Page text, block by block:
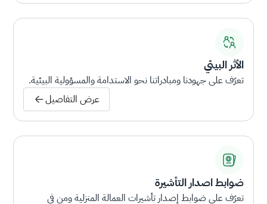
الأثر البيئي
تعرّف على جهودنا ومبادراتنا نحو الاستدامة والمسؤولية البيئية.
عرض التفاصيل
ضوابط اصدار التأشيرة
تعرّف على ضوابط إصدار تأشيرات العمالة المنزلية ومن في